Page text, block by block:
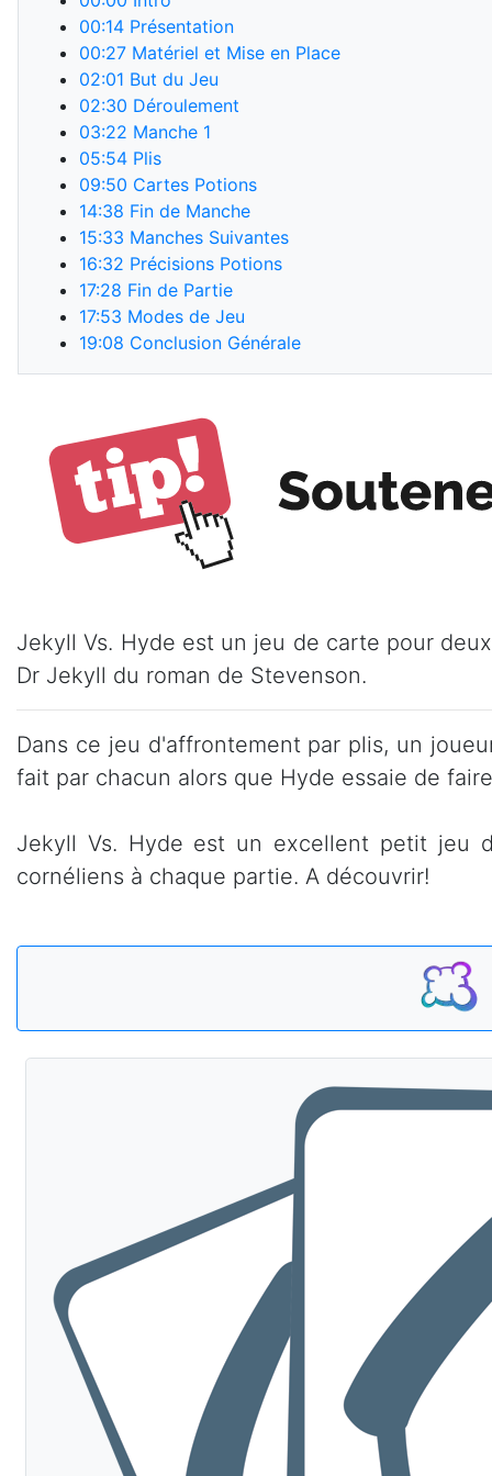
00:14 Présentation
00:27 Matériel et Mise en Place
02:01 But du Jeu
02:30 Déroulement
03:22 Manche 1
05:54 Plis
09:50 Cartes Potions
14:38 Fin de Manche
15:33 Manches Suivantes
16:32 Précisions Potions
17:28 Fin de Partie
17:53 Modes de Jeu
19:08 Conclusion Générale
Jekyll Vs. Hyde est un jeu de carte pour
Dr Jekyll du roman de Stevenson.
Dans ce jeu d'affrontement par plis, un
fait par chacun alors que Hyde essaie de
Jekyll Vs. Hyde est un excellent petit jeu
cornéliens à chaque partie. A découvrir!